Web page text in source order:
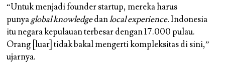
“Untuk menjadi founder startup, mereka harus
punyaglobal knowledgedanlocal experience.Indonesia
itu negara kepulauan terbesar dengan 17.000 pulau.
Orang [luar] tidak bakal mengerti kompleksitas di sini,”
ujarnya.